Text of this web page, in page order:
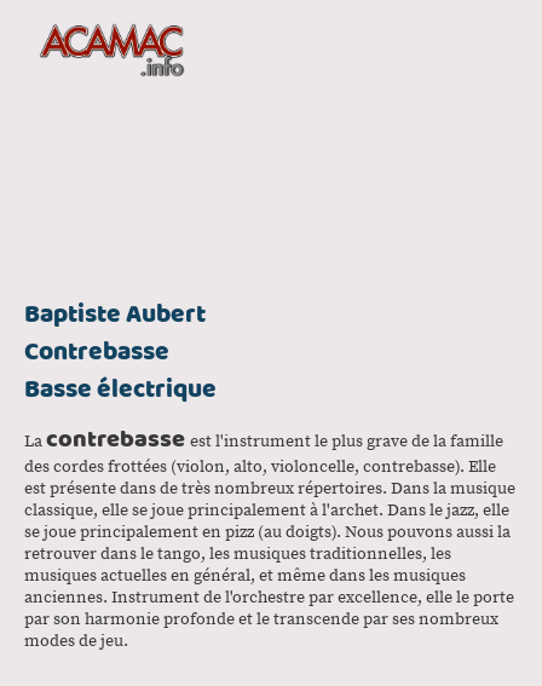
Baptiste Aubert
Contrebasse
Basse électrique
Lacontrebasse est l'instrument le plus grave de la famille
des cordes frottées (violon, alto, violoncelle, contrebasse). Elle
est présente dans de très nombreux répertoires. Dans la musique
classique, elle se joue principalement à l'archet. Dans le jazz, elle
se joue principalement en pizz (au doigts). Nous pouvons aussi la
retrouver dans le tango, les musiques traditionnelles, les
musiques actuelles en général, et même dans les musiques
anciennes. Instrument de l'orchestre par excellence, elle le porte
par son harmonie profonde et le transcende par ses nombreux
modes de jeu.